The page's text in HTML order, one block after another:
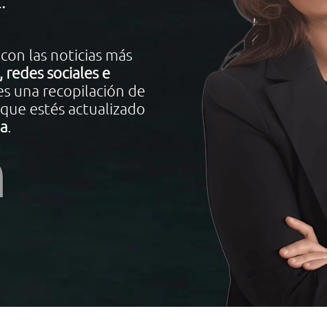
las noticias más
sociales e
una recopilación de
estés actualizado